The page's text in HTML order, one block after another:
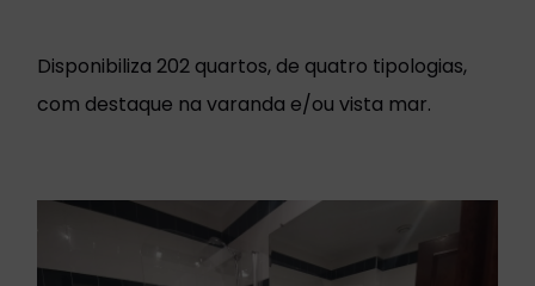
Disponibiliza 202 quartos, de quatro tipologias,
com destaque na varanda e/ou vista mar.